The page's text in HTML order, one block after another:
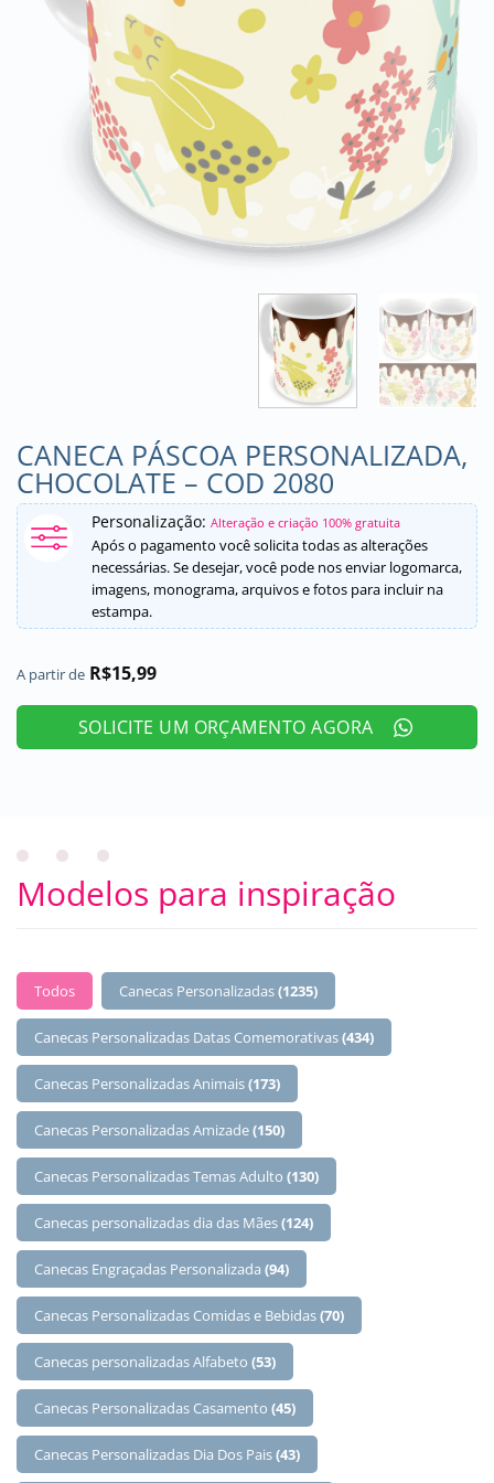
CANECA PÁSCOA PERSONALIZADA,
CHOCOLATE – COD 2080
Personalização: Alteração e criação 100% gratuita
Após o pagamento você solicita todas as alterações
necessárias. Se desejar, você pode nos enviar logomarca,
imagens, monograma, arquivos e fotos para incluir na
estampa.
A partir de R$15,99
SOLICITE UM ORÇAMENTO AGORA
Modelos para inspiração
BUTTONS SELECT
Todos Canecas Personalizadas(1235)
Canecas Personalizadas Datas Comemorativas(434)
Canecas Personalizadas Animais(173)
Canecas Personalizadas Amizade(150)
Canecas Personalizadas Temas Adulto (130)
Canecas personalizadas dia das Mães(124)
Canecas Engraçadas Personalizada (94)
Canecas Personalizadas Comidas e Bebidas(70)
Canecas personalizadas Alfabeto (53)
Canecas Personalizadas Casamento (45)
Canecas Personalizadas Dia Dos Pais(43)